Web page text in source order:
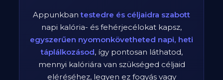
Appunkbantestedre és céljaidra szabott
napi kalória- és fehérjecélokat kapsz,
egyszerűen nyomonkövetheted napi, heti
táplálkozásod, így pontosan láthatod,
mennyi kalóriára van szükséged céljaid
eléréséhez, legyen ez fogyás vagy